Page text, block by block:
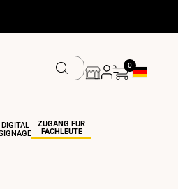
0
DIGITAL
ZUGANG FÜR
FACHLEUTE